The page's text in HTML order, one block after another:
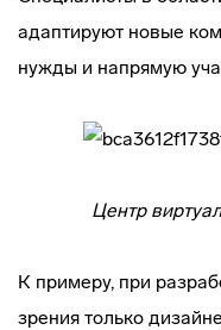
адаптируют новые
нужды и напрямую
Центр
К примеру, при
зрения только